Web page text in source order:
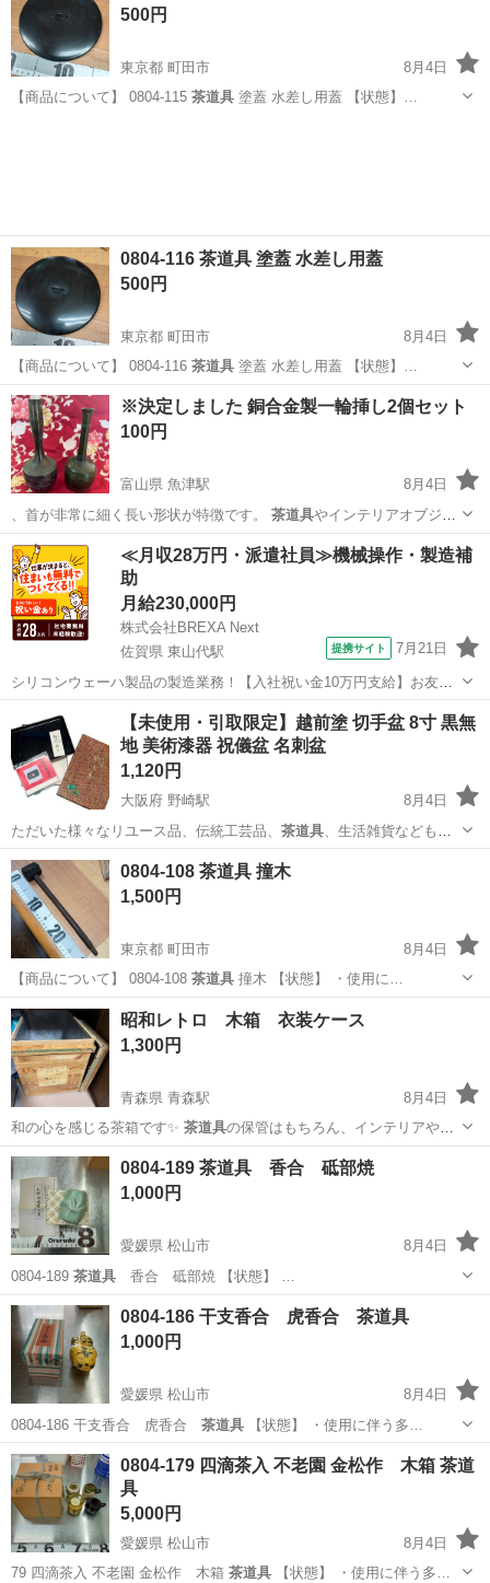
500円
東京都 町田市
8月4日
【商品について】 0804-115 茶道具 塗蓋 水差し用蓋 【状態】…
0804-116 茶道具 塗蓋 水差し用蓋
500円
東京都 町田市
8月4日
【商品について】 0804-116 茶道具 塗蓋 水差し用蓋 【状態】…
東京 町田市 調理器具 茶道具
※決定しました 銅合金製一輪挿し2個セット
100円
富山県 魚津駅
8月4日
、首が非常に細く長い形状が特徴です。 茶道具やインテリアオブジェ
として鑑賞されるこ…
富山 魚津市 魚津駅 インテリア雑貨/小物 一輪挿し
≪月収28万円・派遣社員≫機械操作・製造補
助
月給230,000円
株式会社BREXA Next
佐賀県 東山代駅
提携サイト 7月21日
シリコンウェーハ製品の製造業務！【入社祝い金10万円支給】お友達
やカップルとの応募OK◎年間休日129日＆休出なしでプライベート充
実♪業務はクリーンルームで快適作業◎自社正社員登用制度あり★1食
300円～の格安食堂あり！《佐...
伊万里市 東山代駅 その他
​【未使用・引取限定】越前塗 切手盆 8寸 黒無
地 美術漆器 祝儀盆 名刺盆
1,120円
大阪府 野崎駅
8月4日
ただいた様々なリユース品、伝統工芸品、 茶道具、生活雑貨なども多
数保管・販売しており…
大阪 大東市 食器
0804-108 茶道具 撞木
1,500円
東京都 町田市
8月4日
【商品について】 0804-108 茶道具 撞木 【状態】 ・使用に…
東京 町田市 その他 撞木
昭和レトロ 木箱 衣装ケース
1,300円
青森県 青森駅
8月4日
和の心を感じる茶箱です✨ 茶道具の保管はもちろん、インテリアや小
物収納…
青森 青森市 収納家具 木箱
0804-189 茶道具 香合 砥部焼
1,000円
愛媛県 松山市
8月4日
0804-189 茶道具 香合 砥部焼 【状態】 …
愛媛 松山市 砥部焼
0804-186 干支香合 虎香合 茶道具
1,000円
愛媛県 松山市
8月4日
0804-186 干支香合 虎香合 茶道具 【状態】 ・使用に伴う多…
愛媛 松山市 干支
0804-179 四滴茶入 不老園 金松作 木箱 茶道
具
5,000円
愛媛県 松山市
8月4日
79 四滴茶入 不老園 金松作 木箱 茶道具 【状態】 ・使用に伴う多…